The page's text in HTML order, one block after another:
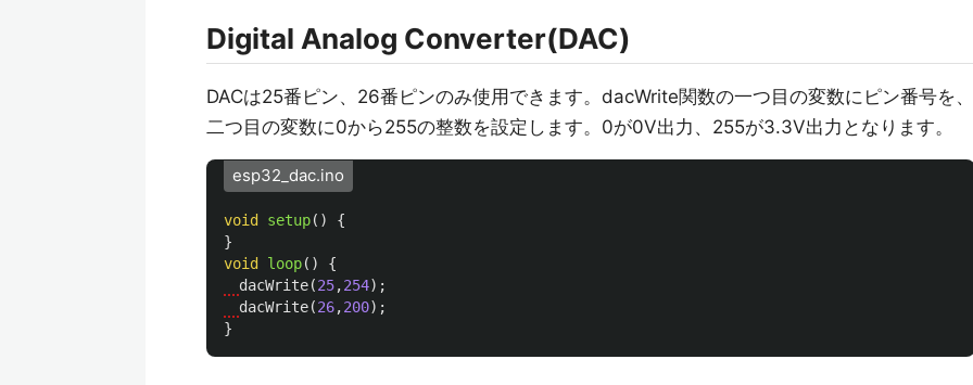
Digital Analog Converter(DAC)
DACは25番ピン、26番ピンのみ使用できます。dacWrite関数の一つ目の変数にピン番号を、
二つ目の変数に0から255の整数を設定します。0が0V出力、255が3.3V出力となります。
esp32_dac.ino
void setup()
{
}
void
loop()
{
dacWrite(25,254);
dacWrite(26,200);
}